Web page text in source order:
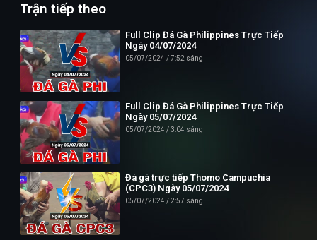
13:38 | Trận 3: A.Bé Năm 2400g vs A.Nhân 2400g
18:32 | Trận 4: A.Nhân 2250g vs A.Tý C.Thơ 2250g
21:54 | Trận 5: A.Minh S.Trăng 2500g vs A.Sỹ 2500g
Thông tin liên hệ:
Website: https://dagatructiep.tube/
Email:info@dagatructiep.tube
Phone: (024) 62730234
Địa chỉ: HUD3 Tower, 121-123 Đ. Tô Hiệu, P. Nguyễn Trãi, Hà
Đông, Hà Nội 100000, Việt Nam
--------------------------//----------------------
Trận tiếp theo
Full Clip Đá Gà Philippines Trực Tiếp
Ngày 04/07/2024
05/07/2024 7:52 sáng
Full Clip Đá Gà Philippines Trực Tiếp
Ngày 05/07/2024
05/07/2024 3:04 sáng
Đá gà trực tiếp Thomo Campuchia
(CPC3) Ngày 05/07/2024
05/07/2024 2:57 sáng